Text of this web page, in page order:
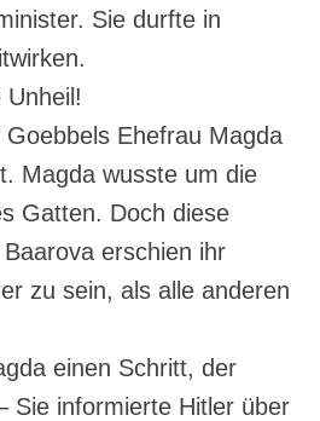
Sie durfte in
Ehefrau Magda
Magda wusste um die
Gatten. Doch diese
erschien ihr
zu sein, als alle anderen
einen Schritt, der
Sie informierte Hitler über